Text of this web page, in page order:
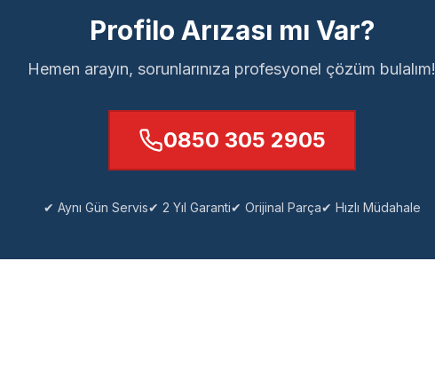
Profilo Arızası mı Var?
Hemen arayın, sorunlarınıza profesyonel çözüm bulalım!
0850 305 2905
✔ Aynı Gün Servis✔ 2 Yıl Garanti✔ Orijinal Parça✔ Hızlı Müdahale